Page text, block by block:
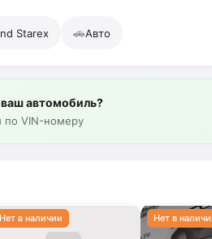
Starex 🚗Авто
автомобиль?
по VIN-номеру